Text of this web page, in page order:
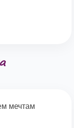
мечтам